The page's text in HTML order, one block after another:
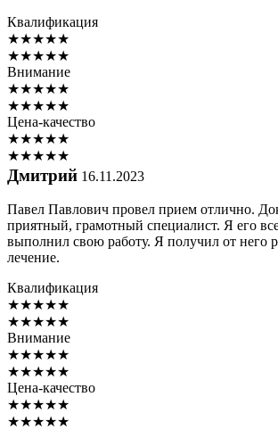
Квалификация
★★★★★
★★★★★
Внимание
★★★★★
★★★★★
Цена-качество
★★★★★
★★★★★
Дмитрий 16.11.2023
Павел Павлович провел прием отлично.
приятный, грамотный специалист. Я его
выполнил свою работу. Я получил от него
лечение.
Квалификация
★★★★★
★★★★★
Внимание
★★★★★
★★★★★
Цена-качество
★★★★★
★★★★★